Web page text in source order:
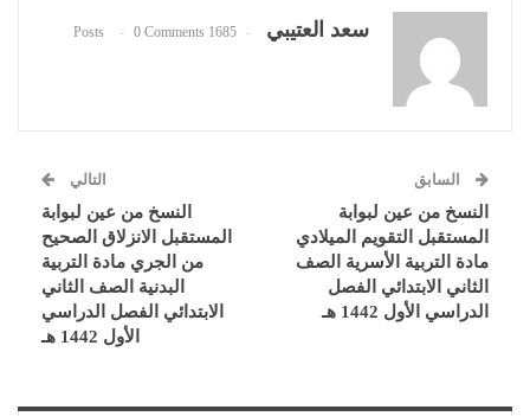
سعد العتيبي 1685 Posts
0 Comments
السابق
النسخ من عين لبوابة
المستقبل التقويم الميلادي
مادة التربية الأسرية الصف
الثاني الابتدائي الفصل
الدراسي الأول 1442 هـ
التالي
النسخ من عين لبوابة
المستقبل الانزلاق الصحيح
من الجري مادة التربية
البدنية الصف الثاني
الابتدائي الفصل الدراسي
الأول 1442 هـ